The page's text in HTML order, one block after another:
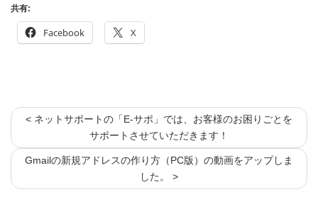
共有:
Facebook X
< ネットサポートの「E-サポ」では、お客様のお困りごとを
サポートさせていただきます！
Gmailの新規アドレスの作り方（PC版）の動画をアップしま
した。 >